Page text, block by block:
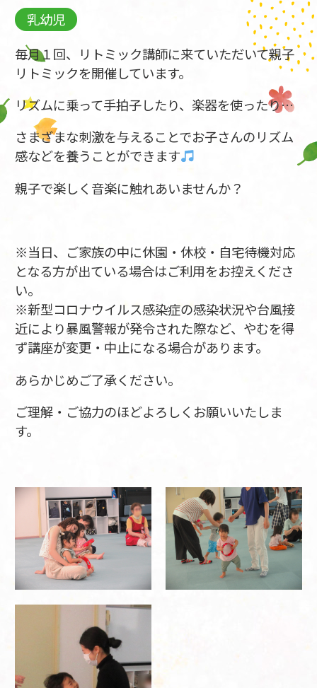
乳幼児
毎月１回、リトミック講師に来ていただいて親子
リトミックを開催しています。
リズムに乗って手拍子したり、楽器を使ったり…
さまざまな刺激を与えることでお子さんのリズム
感などを養うことができます
親子で楽しく音楽に触れあいませんか？
※当日、ご家族の中に休園・休校・自宅待機対応
となる方が出ている場合はご利用をお控えくださ
い。
※新型コロナウイルス感染症の感染状況や台風接
近により暴風警報が発令された際など、やむを得
ず講座が変更・中止になる場合があります。
あらかじめご了承ください。
ご理解・ご協力のほどよろしくお願いいたしま
す。